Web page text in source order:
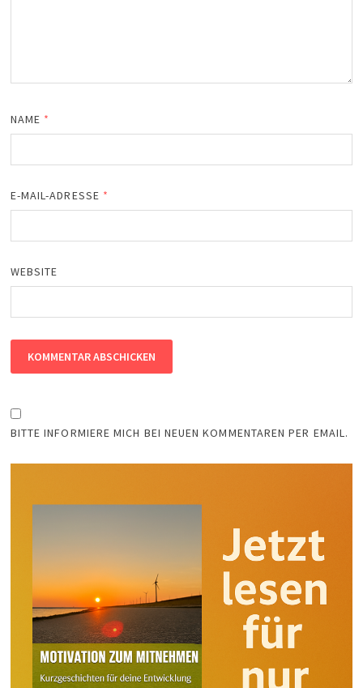
NAME *
E-MAIL-ADRESSE *
WEBSITE
BITTE INFORMIERE MICH BEI NEUEN KOMMENTAREN PER EMAIL.